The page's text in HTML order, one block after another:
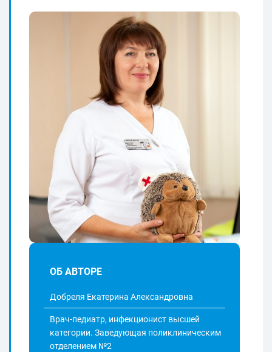
ОБ АВТОРЕ
Добреля Екатерина Александровна
Врач-педиатр, инфекционист высшей
категории. Заведующая поликлиническим
отделением №2